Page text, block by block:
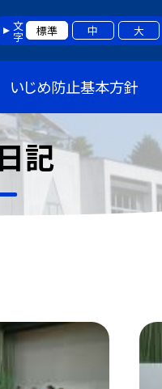
文字 標準 中 大
いじめ防止基本方針
記